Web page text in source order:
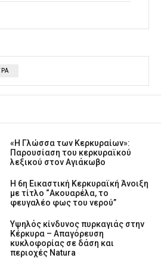
«Η Γλώσσα των Κερκυραίων»:
Παρουσίαση του κερκυραϊκού
λεξικού στον Αγιάκωβο
Η 6η Εικαστική Κερκυραϊκή Άνοιξη
με τίτλο “Ακουαρέλα, το
φευγαλέο φως του νερού”
Υψηλός κίνδυνος πυρκαγιάς στην
Κέρκυρα – Απαγόρευση
κυκλοφορίας σε δάση και
περιοχές Natura